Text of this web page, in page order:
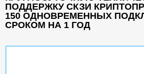
ПОДДЕРЖКУ СКЗИ
150 ОДНОВРЕМЕННЫХ
СРОКОМ НА 1 ГОД